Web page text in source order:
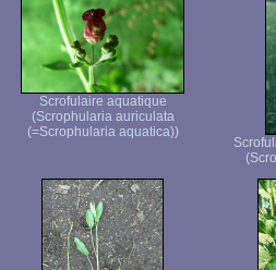
Scrofulaire aquatique
(Scrophularia auriculata
(=Scrophularia aquatica))